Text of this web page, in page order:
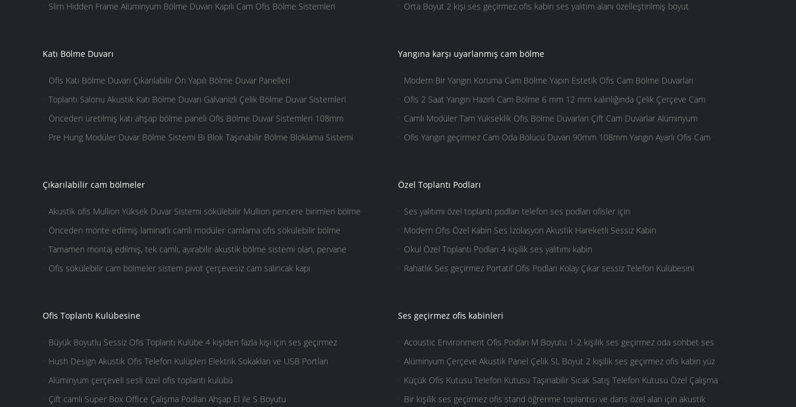
Slim Hidden Frame Alüminyum Bölme Duvarı Kapılı Cam Ofis Bölme Sistemleri
Orta Boyut 2 kişi ses geçirmez ofis kabin ses yalıtım alanı özelleştirilmiş boyut
Katı Bölme Duvarı
Ofis Katı Bölme Duvarı Çıkarılabilir Ön Yapılı Bölme Duvar Panelleri
Toplantı Salonu Akustik Katı Bölme Duvarı Galvanizli Çelik Bölme Duvar Sistemleri
Önceden üretilmiş katı ahşap bölme paneli Ofis Bölme Duvar Sistemleri 108mm
Pre Hung Modüler Duvar Bölme Sistemi Bi Blok Taşınabilir Bölme Bloklama Sistemi
Yangına karşı uyarlanmış cam bölme
Modern Bir Yangın Koruma Cam Bölme Yapın Estetik Ofis Cam Bölme Duvarları
Ofis 2 Saat Yangın Hazırlı Cam Bölme 6 mm 12 mm kalınlığında Çelik Çerçeve Cam
Bölme
Camlı Modüler Tam Yükseklik Ofis Bölme Duvarları Çift Cam Duvarlar Alüminyum
Çerçeve
Ofis Yangın geçirmez Cam Oda Bölücü Duvarı 90mm 108mm Yangın Ayarlı Ofis Cam
Çıkarılabilir cam bölmeler
Akustik ofis Mullion Yüksek Duvar Sistemi sökülebilir Mullion pencere birimleri bölme
paneli
Önceden monte edilmiş laminatlı camlı modüler camlama ofis sökülebilir bölme
Tamamen montaj edilmiş, tek camlı, ayırabilir akustik bölme sistemi olan, pervane
penceresi birimleri
Ofis sökülebilir cam bölmeler sistem pivot çerçevesiz cam salıncak kapı
Özel Toplantı Podları
Ses yalıtımı özel toplantı podları telefon ses podları ofisler için
Modern Ofis Özel Kabin Ses İzolasyon Akustik Hareketli Sessiz Kabin
Okul Özel Toplantı Podları 4 kişilik ses yalıtımı kabin
Rahatlık Ses geçirmez Portatif Ofis Podları Kolay Çıkar sessiz Telefon Kulübesini
Ofis Toplantı Kulübesine
Büyük Boyutlu Sessiz Ofis Toplantı Kulübe 4 kişiden fazla kişi için ses geçirmez
Hush Design Akustik Ofis Telefon Kulüpleri Elektrik Sokakları ve USB Portları
Alüminyum çerçeveli sesli özel ofis toplantı kulübü
Çift camlı Super Box Office Çalışma Podları Ahşap El ile S Boyutu
Ses geçirmez ofis kabinleri
Acoustic Environment Ofis Podları M Boyutu 1-2 kişilik ses geçirmez oda sohbet sessiz
alan
Alüminyum Çerçeve Akustik Panel Çelik SL Boyut 2 kişilik ses geçirmez ofis kabin yüz
yüze toplantı
Küçük Ofis Kutusu Telefon Kutusu Taşınabilir Sıcak Satış Telefon Kutusu Özel Çalışma
Alanı Toplantı Uyku taşınabilir ofis Kurulumu kolay
Bir kişilik ses geçirmez ofis stand öğrenme toplantısı ve dans özel alan için akustik